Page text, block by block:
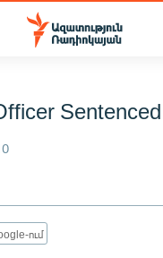
2026
ում